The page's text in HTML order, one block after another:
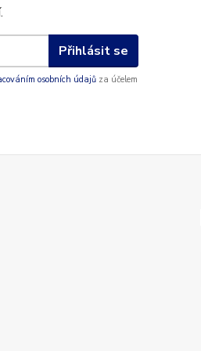
Přihlásit se
osobních údajů za účelem